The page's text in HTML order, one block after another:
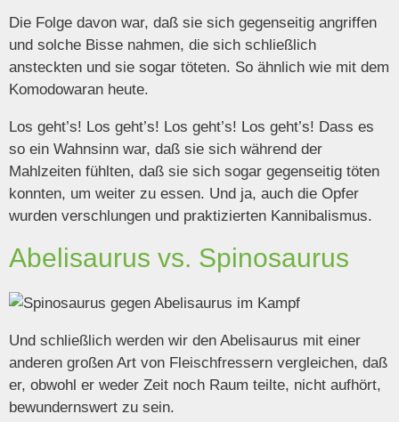
Die Folge davon war, daß sie sich gegenseitig angriffen
und solche Bisse nahmen, die sich schließlich
ansteckten und sie sogar töteten. So ähnlich wie mit dem
Komodowaran heute.
Los geht’s! Los geht’s! Los geht’s! Los geht’s! Dass es
so ein Wahnsinn war, daß sie sich während der
Mahlzeiten fühlten, daß sie sich sogar gegenseitig töten
konnten, um weiter zu essen. Und ja, auch die Opfer
wurden verschlungen und praktizierten Kannibalismus.
Abelisaurus vs. Spinosaurus
Und schließlich werden wir den Abelisaurus mit einer
anderen großen Art von Fleischfressern vergleichen, daß
er, obwohl er weder Zeit noch Raum teilte, nicht aufhört,
bewundernswert zu sein.